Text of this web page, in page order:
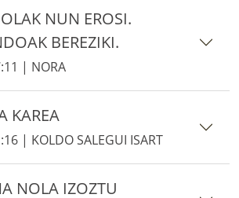
NUN EROSI.
BEREZIKI.
| NORA
KAREA
| KOLDO SALEGUI ISART
NOLA IZOZTU